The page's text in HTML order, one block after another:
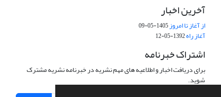
آخرین اخبار
از آغاز تا امروز1405-05-09
آغاز راه1392-05-12
اشتراک خبرنامه
برای دریافت اخبار و اطلاعیه های مهم نشریه در خبرنامه نشریه مشترک
شوید.